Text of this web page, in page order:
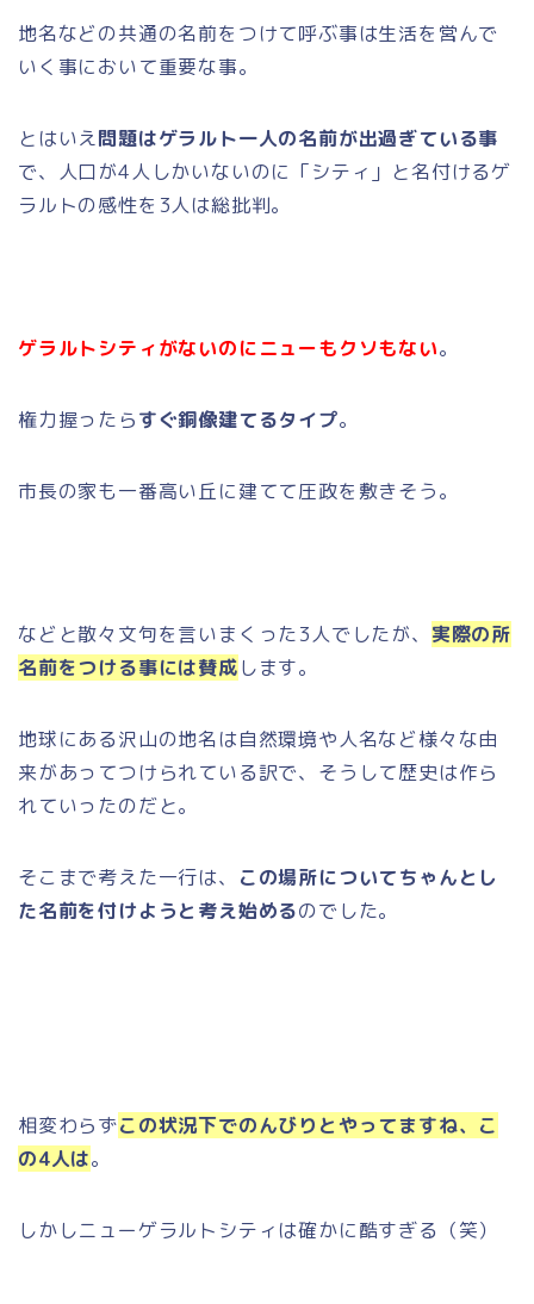
地名などの共通の名前をつけて呼ぶ事は生活を営んで
いく事において重要な事。
とはいえ問題はゲラルト一人の名前が出過ぎている事
で、人口が4人しかいないのに「シティ」と名付けるゲ
ラルトの感性を3人は総批判。
ゲラルトシティがないのにニューもクソもない。
権力握ったらすぐ銅像建てるタイプ。
市長の家も一番高い丘に建てて圧政を敷きそう。
などと散々文句を言いまくった3人でしたが、 実際の所
名前をつける事には賛成します。
地球にある沢山の地名は自然環境や人名など様々な由
来があってつけられている訳で、そうして歴史は作ら
れていったのだと。
そこまで考えた一行は、 この場所についてちゃんとし
た名前を付けようと考え始めるのでした。
相変わらずこの状況下でのんびりとやってますね、こ
の4人は。
しかしニューゲラルトシティは確かに酷すぎる（笑）